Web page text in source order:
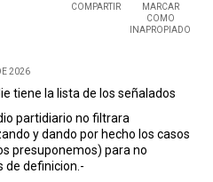
COMPARTIR
MARCAR
COMO
INAPROPIADO
2026
tiene la lista de los señalados
partidiario no filtrara
y dando por hecho los casos
presuponemos) para no
de definicion.-